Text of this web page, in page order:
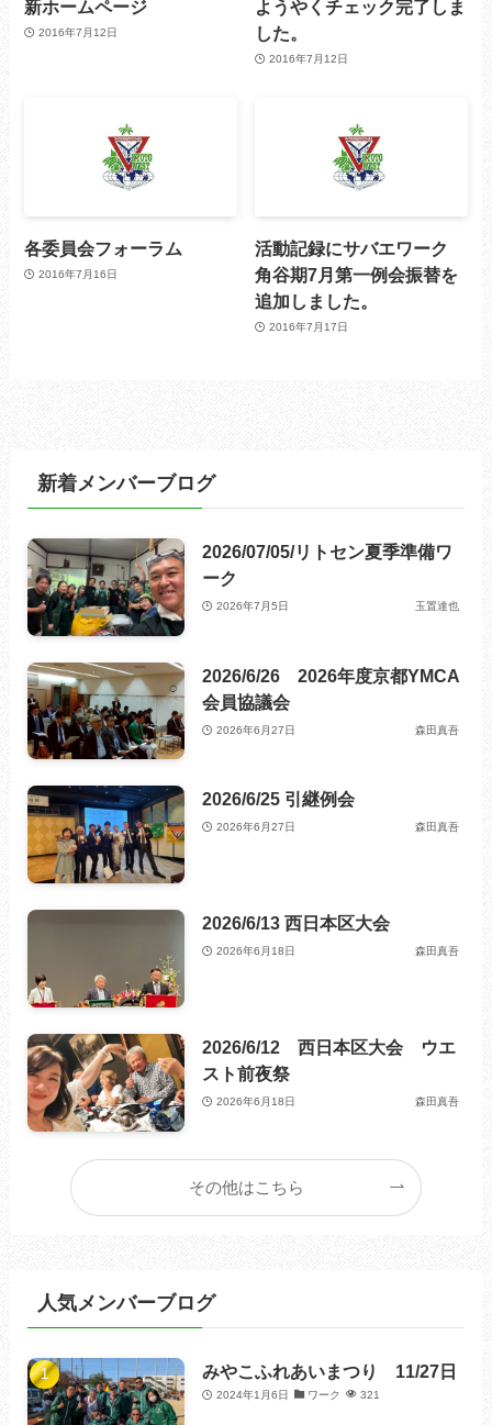
新ホームページ
2016年7月12日
ようやくチェック完了しま
した。
2016年7月12日
各委員会フォーラム
2016年7月16日
活動記録にサバエワーク
角谷期7月第一例会振替を
追加しました。
2016年7月17日
新着メンバーブログ
2026/07/05/リトセン夏季準備ワ
ーク
2026年7月5日 玉置達也
2026/6/26 2026年度京都YMCA
会員協議会
2026年6月27日 森田真吾
2026/6/25 引継例会
2026年6月27日 森田真吾
2026/6/13 西日本区大会
2026年6月18日 森田真吾
2026/6/12 西日本区大会 ウエ
スト前夜祭
2026年6月18日 森田真吾
その他はこちら
人気メンバーブログ
みやこふれあいまつり 11/27日
2024年1月6日 ワーク 321